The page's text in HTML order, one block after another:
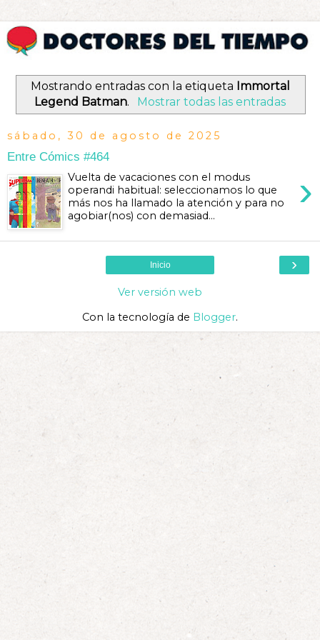
Mostrando entradas con la etiqueta Immortal
Legend Batman. Mostrar todas las entradas
sábado, 30 de agosto de 2025
Entre Cómics #464
›
Vuelta de vacaciones con el modus
operandi habitual: seleccionamos lo que
más nos ha llamado la atención y para no
agobiar(nos) con demasiad...
›
Inicio
Ver versión web
Con la tecnología de Blogger.